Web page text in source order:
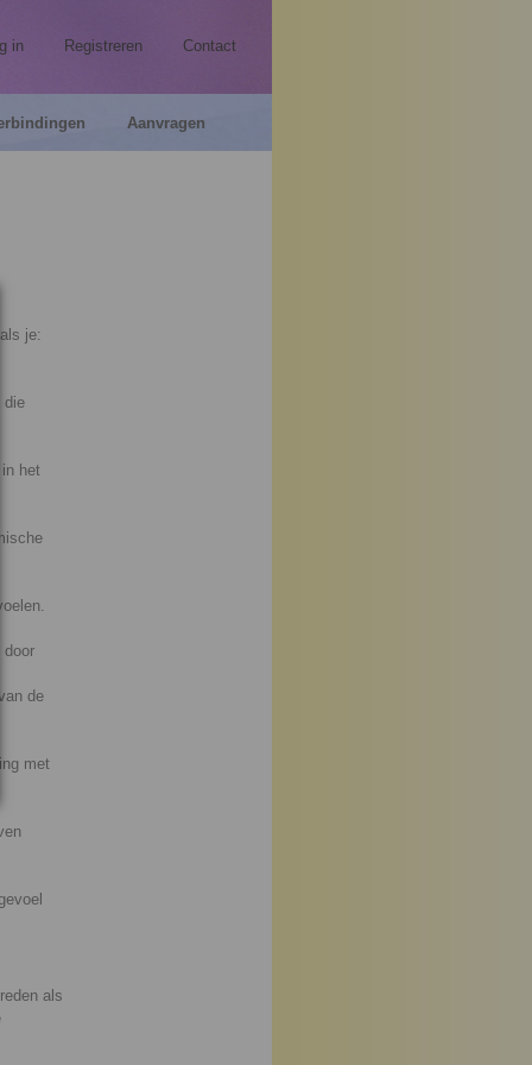
in Registreren Contact
Aanvragen
je:
die
het
de
met
als